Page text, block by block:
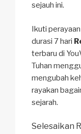
sejauh ini.
Ikuti
durasi 7 hari
terbaru di
Tuhan
mengubah
rayakan
sejarah.
Selesaikan